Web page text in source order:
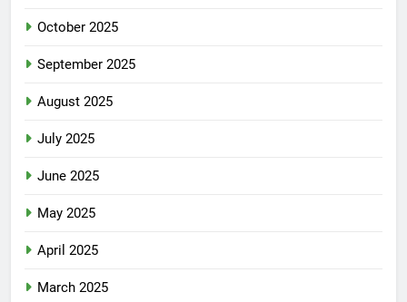
October 2025
September 2025
August 2025
July 2025
June 2025
May 2025
April 2025
March 2025